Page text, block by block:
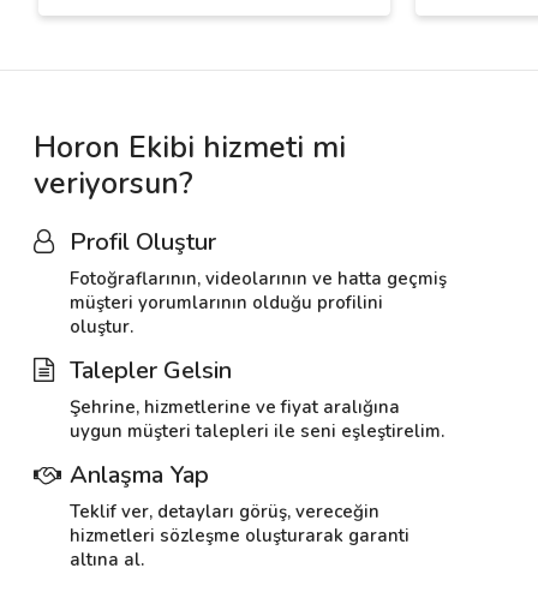
Horon Ekibi hizmeti mi
veriyorsun?
Profil Oluştur
Fotoğraflarının, videolarının ve hatta geçmiş
müşteri yorumlarının olduğu profilini
oluştur.
Talepler Gelsin
Şehrine, hizmetlerine ve fiyat aralığına
uygun müşteri talepleri ile seni eşleştirelim.
Anlaşma Yap
Teklif ver, detayları görüş, vereceğin
hizmetleri sözleşme oluşturarak garanti
altına al.